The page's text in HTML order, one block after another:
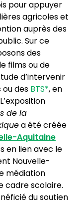
pour appuyer
agricoles et
auprès des
Sur ce
des
films ou de
d’intervenir
des BTS*, en
de la
a été créée
Aquitaine
en lien avec le
Nouvelle-
médiation
cadre scolaire.
du soutien